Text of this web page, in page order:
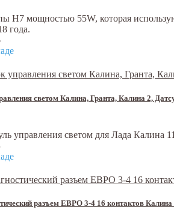
H7 мощностью 55W, которая
года.
светом Калина, Гранта, Калина 2,
управления светом для Лада
разъем ЕВРО 3-4 16 контактов